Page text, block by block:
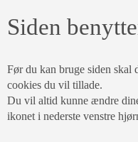
Mærke - model
Siden
Før du kan bruge siden
cookies du vil tillade.
Du vil altid kunne ændre
ikonet i nederste venstre